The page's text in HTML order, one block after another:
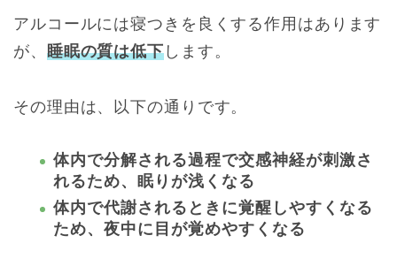
アルコールには寝つきを良くする作用はあります
が、 睡眠の質は低下します。
その理由は、以下の通りです。
体内で分解される過程で交感神経が刺激さ
れるため、眠りが浅くなる
体内で代謝されるときに覚醒しやすくなる
ため、夜中に目が覚めやすくなる